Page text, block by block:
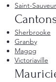
Saint-Sauveur
Sherbrooke
Granby
Magog
Victoriaville